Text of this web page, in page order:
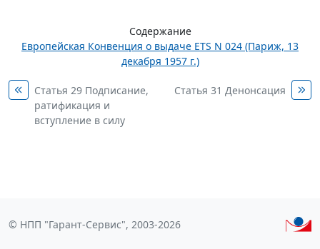
Содержание
Европейская Конвенция о выдаче ETS N 024 (Париж, 13
декабря 1957 г.)
Статья 29 Подписание,
ратификация и
вступление в силу
Статья 31 Денонсация
© НПП "Гарант-Сервис", 2003-2026